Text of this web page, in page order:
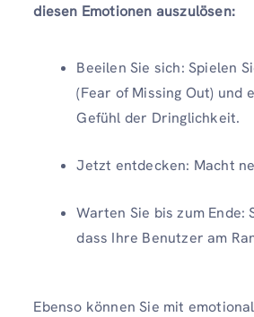
diesen Emotionen auszulösen:
Beeilen Sie sich: Spielen
(Fear of Missing Out) und
Gefühl der Dringlichkeit.
Jetzt entdecken: Macht
Warten Sie bis zum Ende:
dass Ihre Benutzer am
Ebenso können Sie mit